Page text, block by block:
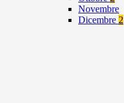
Novembre
Dicembre 2